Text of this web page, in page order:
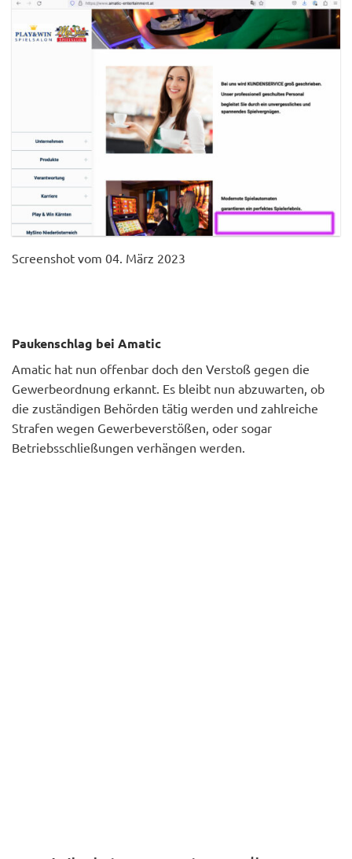
Screenshot vom 04. März 2023
Paukenschlag bei Amatic
Amatic hat nun offenbar doch den Verstoß gegen die
Gewerbeordnung erkannt. Es bleibt nun abzuwarten, ob
die zuständigen Behörden tätig werden und zahlreiche
Strafen wegen Gewerbeverstößen, oder sogar
Betriebsschließungen verhängen werden.